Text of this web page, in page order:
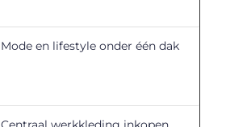
Mode en lifestyle onder één dak